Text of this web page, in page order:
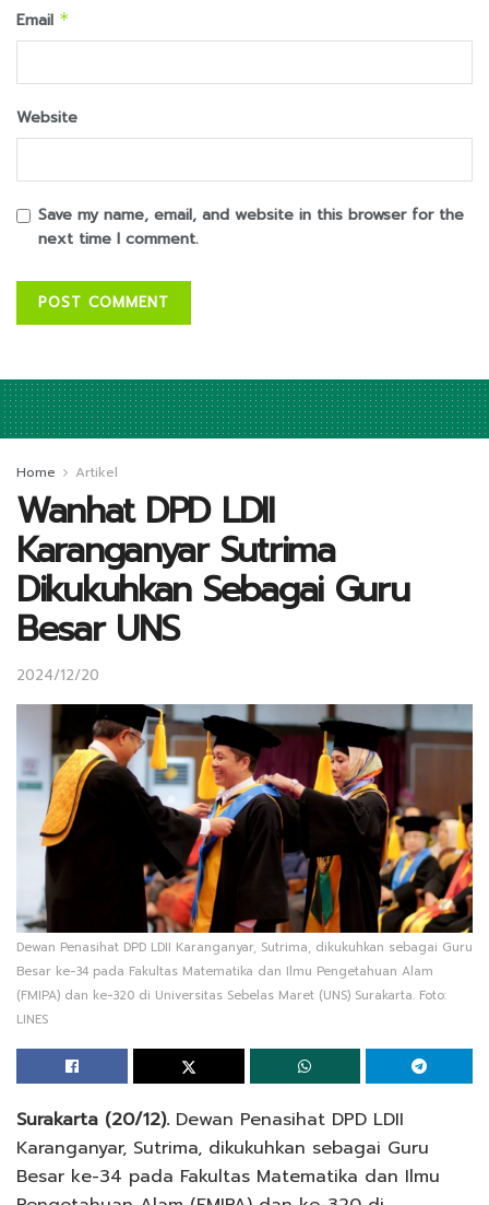
Email *
Website
Save my name, email, and website in this browser for the
next time I comment.
Home Artikel
Wanhat DPD LDII
Karanganyar Sutrima
Dikukuhkan Sebagai Guru
Besar UNS
2024/12/20
Dewan Penasihat DPD LDII Karanganyar, Sutrima, dikukuhkan sebagai Guru
Besar ke-34 pada Fakultas Matematika dan Ilmu Pengetahuan Alam
(FMIPA) dan ke-320 di Universitas Sebelas Maret (UNS) Surakarta. Foto:
LINES
Surakarta (20/12).Dewan Penasihat DPD LDII
Karanganyar, Sutrima, dikukuhkan sebagai Guru
Besar ke-34 pada Fakultas Matematika dan Ilmu